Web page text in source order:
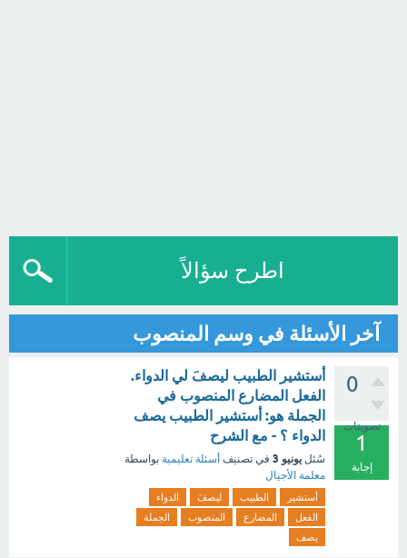
اطرح سؤالاً
آخر الأسئلة في وسم المنصوب
0
تصويتات
1
إجابة
أستشير الطبيب ليصفَ لي الدواء.
الفعل المضارع المنصوب في
الجملة هو: أستشير الطبيب يصف
الدواء ؟ - مع الشرح
سُئل يونيو 3 في تصنيف أسئلة تعليمية بواسطة
معلمة الأجيال
أستشير الطبيب ليصفَ
الدواء
الفعل
المضارع المنصوب
الجملة
يصف